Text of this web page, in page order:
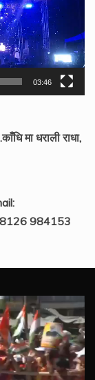
03:46
मा धराली राधा,
8126 984153